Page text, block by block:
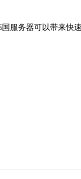
服务器可以带来